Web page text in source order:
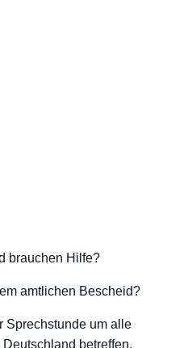
brauchen Hilfe?
amtlichen Bescheid?
Sprechstunde um alle
betreffen.